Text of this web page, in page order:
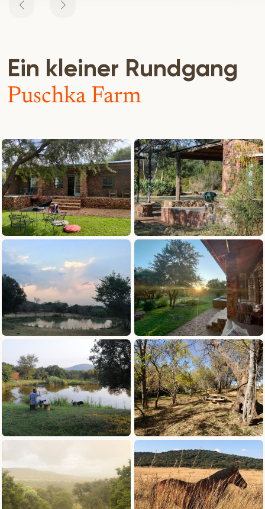
Ein kleiner Rundgang
Puschka Farm